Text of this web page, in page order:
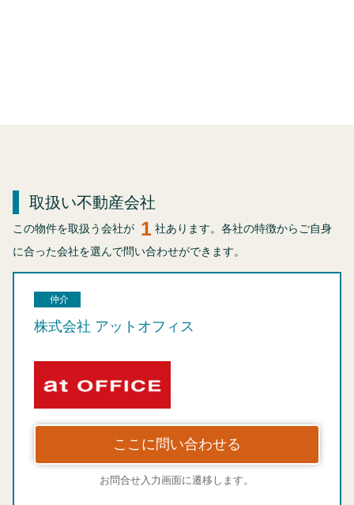
取扱い不動産会社
この物件を取扱う会社が 1 社あります。各社の特徴からご自身
に合った会社を選んで問い合わせができます。
仲介
株式会社 アットオフィス
ここに問い合わせる
お問合せ入力画面に遷移します。